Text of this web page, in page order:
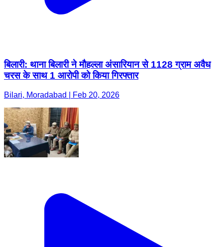
बिलारी: थाना बिलारी ने मौहल्ला अंसारियान से 1128 ग्राम अवैध
चरस के साथ 1 आरोपी को किया गिरफ्तार
Bilari, Moradabad | Feb 20, 2026